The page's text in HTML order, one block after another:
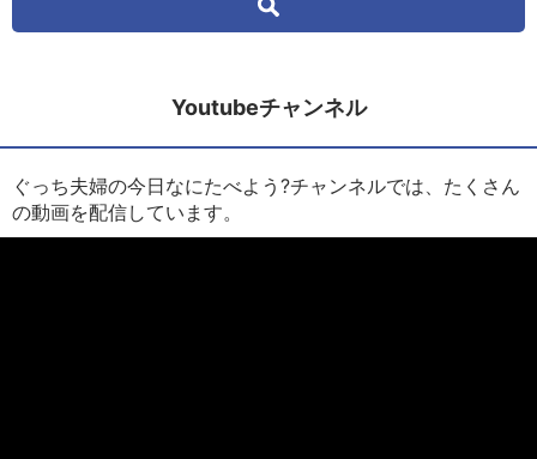
Youtubeチャンネル
ぐっち夫婦の今日なにたべよう?チャンネルでは、たくさん
の動画を配信しています。